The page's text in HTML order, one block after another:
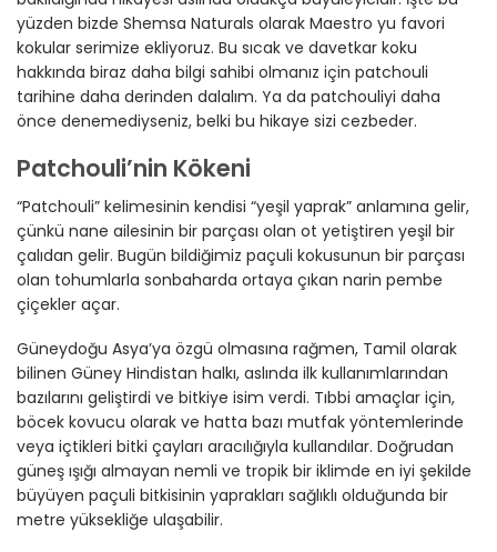
yüzden bizde Shemsa Naturals olarak Maestro yu favori
kokular serimize ekliyoruz. Bu sıcak ve davetkar koku
hakkında biraz daha bilgi sahibi olmanız için patchouli
tarihine daha derinden dalalım. Ya da patchouliyi daha
önce denemediyseniz, belki bu hikaye sizi cezbeder.
Patchouli’nin Kökeni
“Patchouli” kelimesinin kendisi “yeşil yaprak” anlamına gelir,
çünkü nane ailesinin bir parçası olan ot yetiştiren yeşil bir
çalıdan gelir. Bugün bildiğimiz paçuli kokusunun bir parçası
olan tohumlarla sonbaharda ortaya çıkan narin pembe
çiçekler açar.
Güneydoğu Asya’ya özgü olmasına rağmen, Tamil olarak
bilinen Güney Hindistan halkı, aslında ilk kullanımlarından
bazılarını geliştirdi ve bitkiye isim verdi. Tıbbi amaçlar için,
böcek kovucu olarak ve hatta bazı mutfak yöntemlerinde
veya içtikleri bitki çayları aracılığıyla kullandılar. Doğrudan
güneş ışığı almayan nemli ve tropik bir iklimde en iyi şekilde
büyüyen paçuli bitkisinin yaprakları sağlıklı olduğunda bir
metre yüksekliğe ulaşabilir.